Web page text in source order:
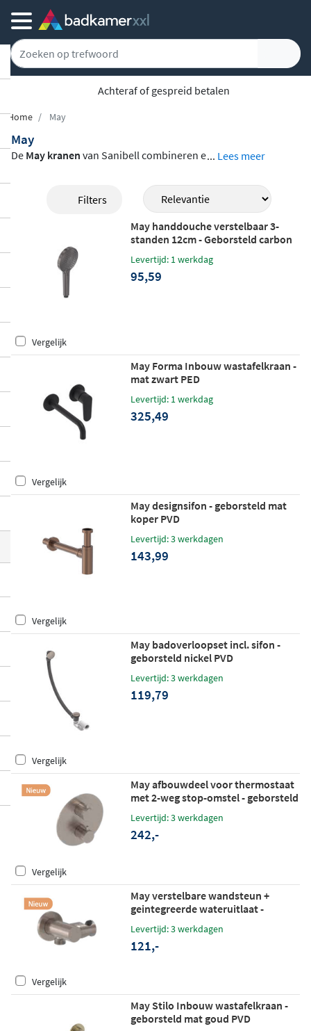
Achteraf of gespreid betalen
Home May
May
De May kranen van Sanibell combineren e
d, waardoor ze ideaal zijn voor wie een stij
lvolle badkamer wil creëren zonder het bu
dget te overschrijden. Als Nederlands mer
k richt May zich op het
nlaagsegment , wat betekent dat je hoogw
aardige kranen krijgt tegen een voordelig
uze die perfect aansluit bij uiteenlopende
badkamerstijlen. Daarnaast is May een vo
ordelig alternatief voor bijvoorbeeldIvy.
... Lees meer
Filters
May handdouche verstelbaar 3-
standen 12cm - Geborsteld carbon
black PVD
Levertijd: 1 werkdag
95,59
Vergelijk
May Forma Inbouw wastafelkraan -
mat zwart PED
Levertijd: 1 werkdag
325,49
Vergelijk
May designsifon - geborsteld mat
koper PVD
Levertijd: 3 werkdagen
143,99
Vergelijk
May badoverloopset incl. sifon -
geborsteld nickel PVD
Levertijd: 3 werkdagen
119,79
Vergelijk
May afbouwdeel voor thermostaat
met 2-weg stop-omstel - geborsteld
mat goud PVD
Levertijd: 3 werkdagen
242,-
Vergelijk
May verstelbare wandsteun +
geintegreerde wateruitlaat -
Levertijd: 3 werkdagen
121,-
Vergelijk
May Stilo Inbouw wastafelkraan -
geborsteld mat goud PVD